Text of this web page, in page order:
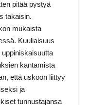
pitää pystyä
takaisin.
mukaista
Kuuliaisuus
kantamista
että uskoon liittyy
ja
tunnustajansa